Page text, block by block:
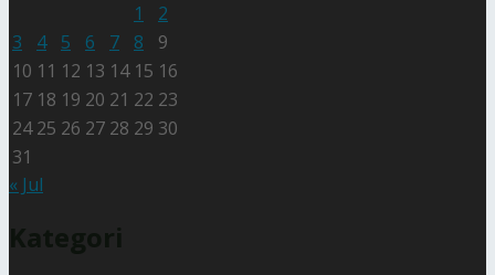
1
2
3
4 5 6 7 8
9
10 11 12 13 14 15 16
17 18 19 20 21 22 23
24 25 26 27 28 29 30
31
« Jul